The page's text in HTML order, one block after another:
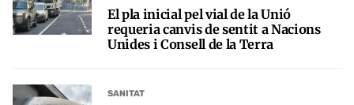
El pla inicial pel vial de la Unió
requeria canvis de sentit a Nacions
Unides i Consell de la Terra
SANITAT